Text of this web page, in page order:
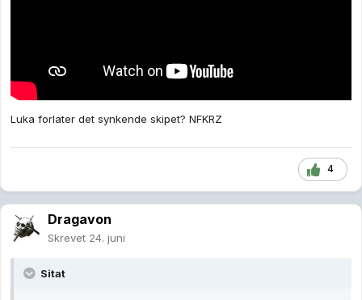
Luka forlater det synkende skipet? NFKRZ
4
Dragavon
Skrevet 24. juni
Sitat